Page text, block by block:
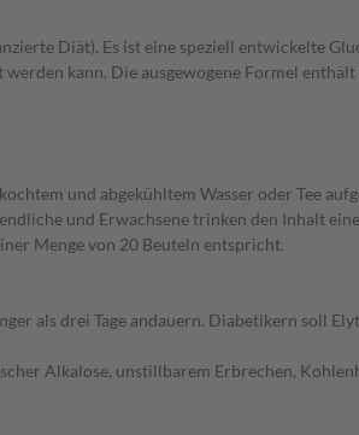
Diät). Es ist eine speziell entwickelte
kann. Die ausgewogene Formel
und abgekühltem Wasser oder Tee
und Erwachsene trinken den Inhalt
Menge von 20 Beuteln entspricht.
als drei Tage andauern. Diabetikern soll
Alkalose, unstillbarem Erbrechen,